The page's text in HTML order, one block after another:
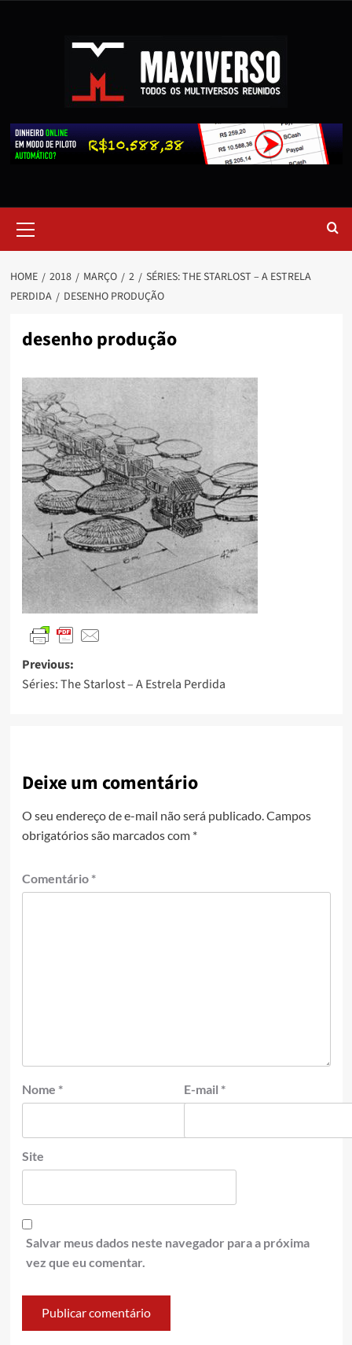
HOME 2018 MARÇO 2
SÉRIES: THE STARLOST – A ESTRELA
PERDIDA
DESENHO PRODUÇÃO
desenho produção
Previous:
Séries: The Starlost – A Estrela Perdida
Deixe um comentário
O seu endereço de e-mail não será publicado. Campos
obrigatórios são marcados com *
Comentário *
Nome * E-mail *
Site
Salvar meus dados neste navegador para a próxima
vez que eu comentar.